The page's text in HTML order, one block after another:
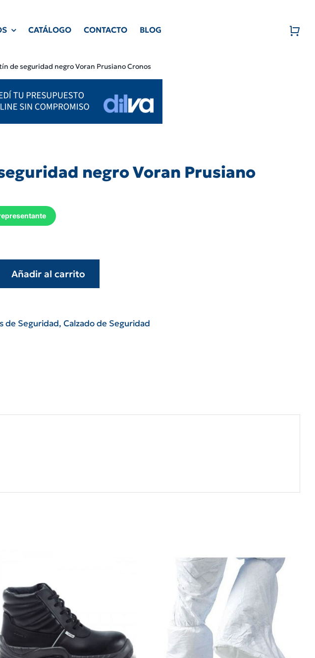
CATÁLOGO CONTACTO BLOG
de seguridad negro Voran Prusiano Cronos
negro Voran Prusiano
Añadir al carrito
de Seguridad, Calzado de Seguridad